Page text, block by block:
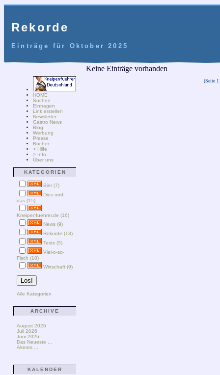
Rekorde
Einträge für Oktober 2025
HOME
Suchen
Eintragen
Link erstellen
Newsletter
Gastro News
Blog
Werbung
Presse
Bücher
> Hilfe
> Info
Über uns
KATEGORIEN
Bier (7)
Dies und
das (15)
Kneipenfuehrer.de (16)
News (9)
Rekorde (13)
Tests (5)
Viel-o-so-
Fisch (10)
Wirtschaft (9)
Alle Kategorien
ARCHIVE
August 2026
Juli 2026
Juni 2026
Das Neueste ...
Älteres ...
KALENDER
Keine Einträge vorhanden
(Seite